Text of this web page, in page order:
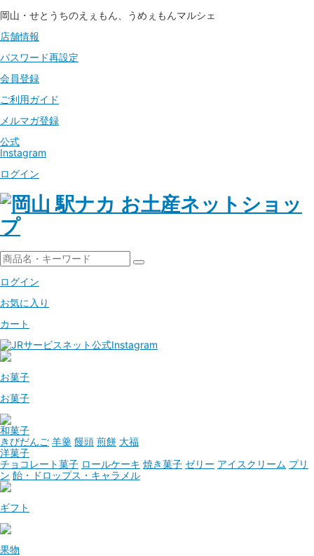
岡山・せとうちのえぇもん、うめぇもんマルシェ
店舗情報
パスワード再設定
会員登録
ご利用ガイド
メルマガ登録
公式
Instagram
ログイン
ログイン
お気に入り
カート
お菓子
お菓子
和菓子
きびだんご 羊羹 饅頭 煎餅 大福
洋菓子
チョコレート菓子 ロールケーキ 焼き菓子 ゼリー アイスクリーム プリ
ン 飴・ドロップス・キャラメル
ギフト
果物